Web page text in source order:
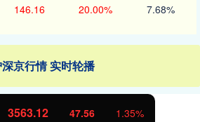
146.16 20.00% 7.68%
京行情 实时轮播
3563.12 47.56 1.35%